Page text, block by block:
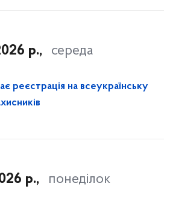
р., середа
реєстрація на всеукраїнську
р., понеділок